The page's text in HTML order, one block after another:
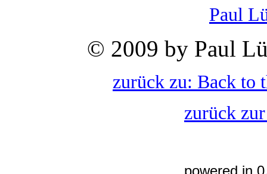
Paul
© 2009 by Paul
zurück zu: Back to
zurück
powered in